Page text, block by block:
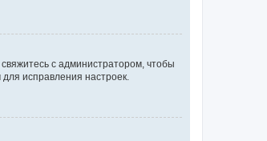
с администратором, чтобы
исправления настроек.